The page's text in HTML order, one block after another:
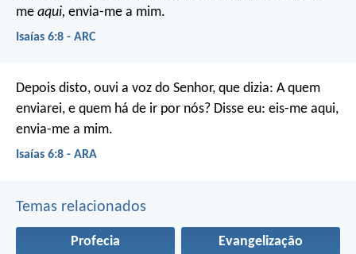
me aqui, envia-me a mim.
Isaías 6:8 - ARC
Depois disto, ouvi a voz do Senhor, que dizia: A quem
enviarei, e quem há de ir por nós? Disse eu: eis-me aqui,
envia-me a mim.
Isaías 6:8 - ARA
Temas relacionados
Profecia Evangelização